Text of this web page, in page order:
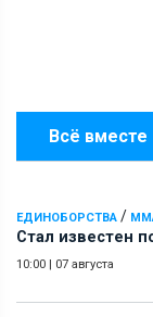
Всё вместе
ЕДИНОБОРСТВА /
Стал известен
10:00 | 07 августа